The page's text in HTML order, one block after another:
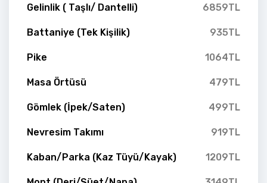
Gelinlik ( Taşlı/ Dantelli) 6859TL
Battaniye (Tek Kişilik) 935TL
Pike 1064TL
Masa Örtüsü 479TL
Gömlek (İpek/Saten) 499TL
Nevresim Takımı 919TL
Kaban/Parka (Kaz Tüyü/Kayak) 1209TL